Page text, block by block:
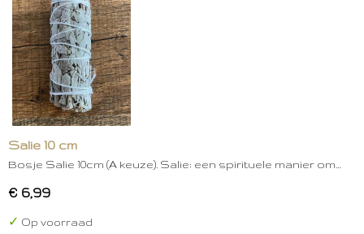
Salie 10 cm
Bosje Salie 10cm (A keuze). Salie: een spirituele manier om…
€ 6,99
✓ Op voorraad